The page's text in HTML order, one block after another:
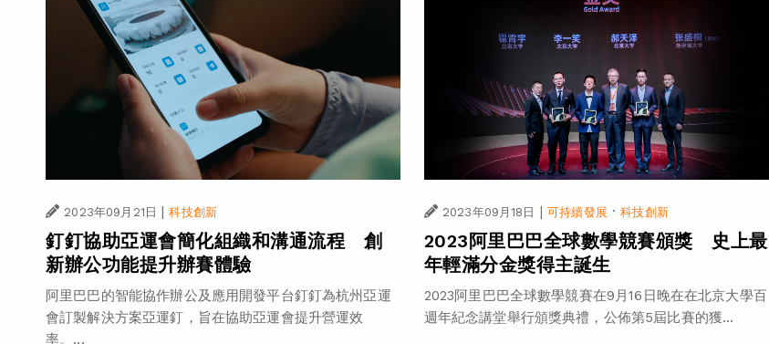
2023年09月21日 | 科技創新
釘釘協助亞運會簡化組織和溝通流程 創
新辦公功能提升辦賽體驗
阿里巴巴的智能協作辦公及應用開發平台釘釘為杭州亞運
會訂製解決方案亞運釘，旨在協助亞運會提升營運效
率。...
2023年09月18日 | 可持續發展 ·科技創新
2023阿里巴巴全球數學競賽頒獎 史上最
年輕滿分金獎得主誕生
2023阿里巴巴全球數學競賽在9月16日晚在在北京大學百
週年紀念講堂舉行頒獎典禮，公佈第5屆比賽的獲...